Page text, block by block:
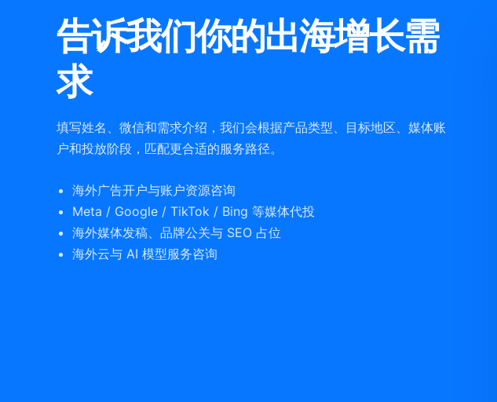
告诉我们你的出海增长需
求
填写姓名、微信和需求介绍，我们会根据产品类型、目标地区、媒体账
户和投放阶段，匹配更合适的服务路径。
海外广告开户与账户资源咨询
Meta / Google / TikTok / Bing 等媒体代投
海外媒体发稿、品牌公关与 SEO 占位
海外云与 AI 模型服务咨询